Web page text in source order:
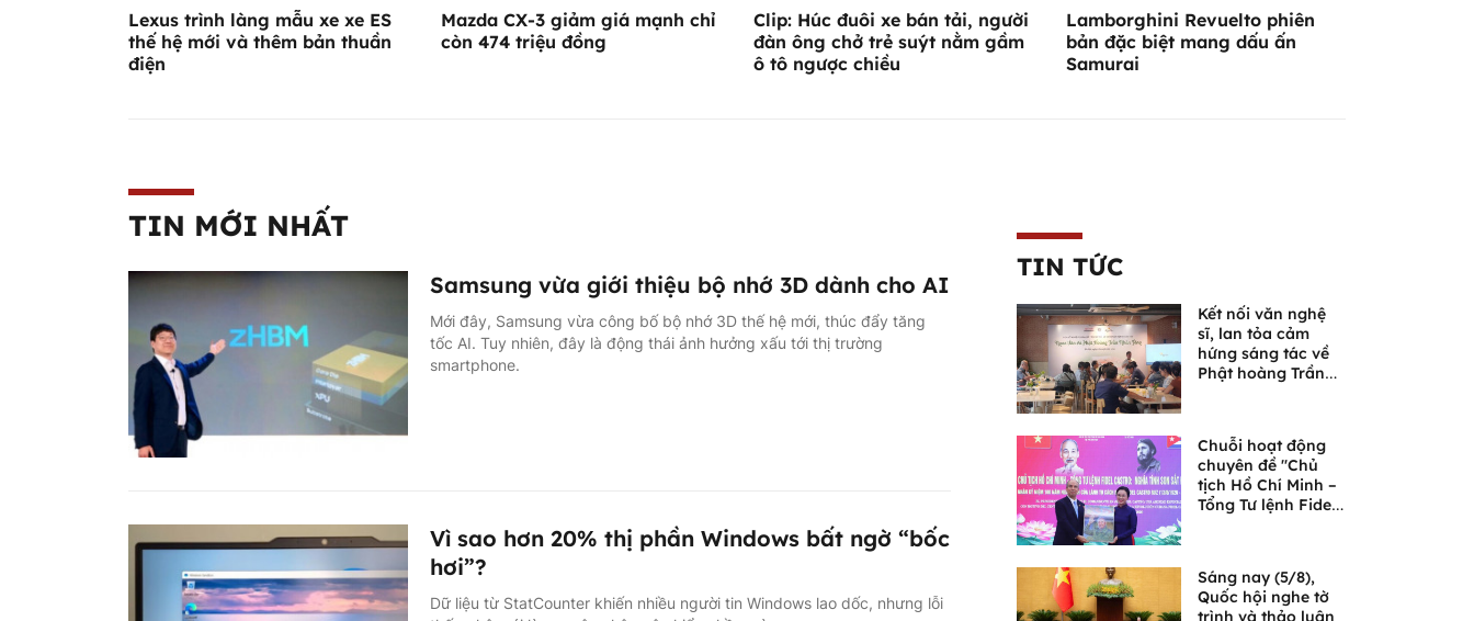
Lexus trình làng mẫu xe xe ES
thế hệ mới và thêm bản thuần
điện
Mazda CX-3 giảm giá mạnh chỉ
còn 474 triệu đồng
Clip: Húc đuôi xe bán tải, người
đàn ông chở trẻ suýt nằm gầm
ô tô ngược chiều
Lamborghini Revuelto phiên
bản đặc biệt mang dấu ấn
Samurai
TIN MỚI NHẤT
Samsung vừa giới thiệu bộ nhớ 3D dành cho AI
Mới đây, Samsung vừa công bố bộ nhớ 3D thế hệ mới, thúc đẩy tăng
tốc AI. Tuy nhiên, đây là động thái ảnh hưởng xấu tới thị trường
smartphone.
Vì sao hơn 20% thị phần Windows bất ngờ “bốc
hơi”?
Dữ liệu từ StatCounter khiến nhiều người tin Windows lao dốc, nhưng lỗi
TIN TỨC
Kết nối văn nghệ
sĩ, lan tỏa cảm
hứng sáng tác về
Phật hoàng Trần
Chuỗi hoạt động
chuyên đề "Chủ
tịch Hồ Chí Minh –
Tổng Tư lệnh Fidel
Sáng nay (5/8),
Quốc hội nghe tờ
trình và thảo luận